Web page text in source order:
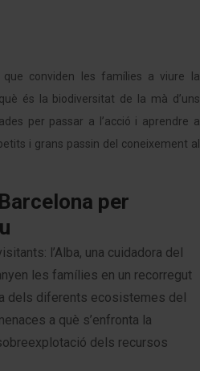
que conviden les famílies a viure la
és la biodiversitat de la mà d’uns
per passar a l’acció i aprendre a
i grans passin del coneixement al
per
l’Alba, una cuidadora del
les famílies en un recorregut
dels diferents ecosistemes del
a què s’enfronta la
dels recursos